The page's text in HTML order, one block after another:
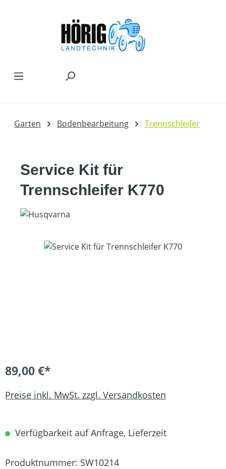
Garten Bodenbearbeitung Trennschleifer
Service Kit für
Trennschleifer K770
Bildergalerie überspringen
89,00 €*
Preise inkl. MwSt. zzgl. Versandkosten
Verfügbarkeit auf Anfrage, Lieferzeit
Produktnummer: SW10214